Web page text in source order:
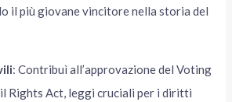
il più giovane vincitore nella storia del
: Contribuì all’approvazione del Voting
Rights Act, leggi cruciali per i diritti